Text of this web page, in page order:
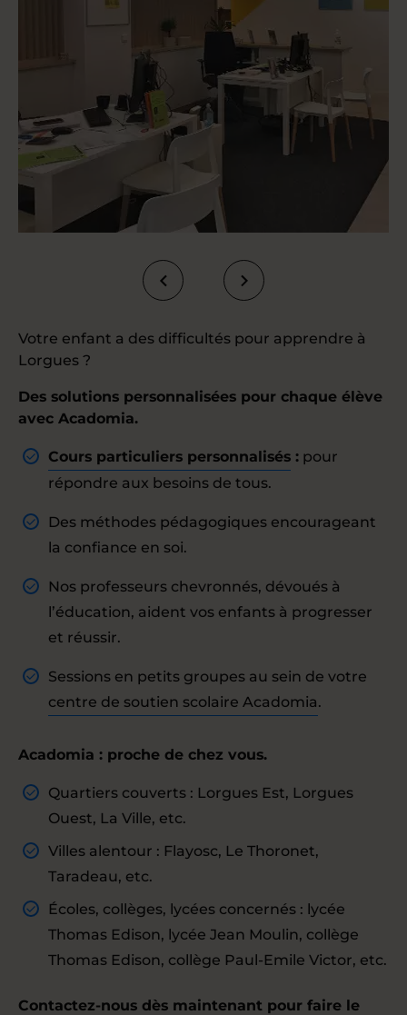
Votre enfant a des difficultés pour apprendre à
Lorgues ?
Des solutions personnalisées pour chaque élève
avec Acadomia.
Cours particuliers personnalisés : pour
répondre aux besoins de tous.
Des méthodes pédagogiques encourageant
la confiance en soi.
Nos professeurs chevronnés, dévoués à
l’éducation, aident vos enfants à progresser
et réussir.
Sessions en petits groupes au sein de votre
centre de soutien scolaire Acadomia.
Acadomia : proche de chez vous.
Quartiers couverts : Lorgues Est, Lorgues
Ouest, La Ville, etc.
Villes alentour : Flayosc, Le Thoronet,
Taradeau, etc.
Écoles, collèges, lycées concernés : lycée
Thomas Edison, lycée Jean Moulin, collège
Thomas Edison, collège Paul-Emile Victor, etc.
Contactez-nous dès maintenant pour faire le